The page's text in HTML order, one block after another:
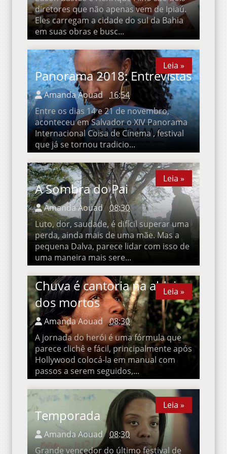
Eles carregam a cidade do sul da Bahia
em suas obras e busc...
Panorama 2018: Entrevistas
Amanda Aouad 16:54
Entre os dias 14 e 21 de novembro,
aconteceu em Salvador o XIV Panorama
Internacional Coisa de Cinema , festival
que já se tornou tradicio...
Leia »
Leia »
A Sombra do Pai
Amanda Aouad 08:30
Luto, dor, saudade, é difícil superar uma
perda, ainda mais de uma mãe. Mas a
pequena Dalva, parece lidar com isso de
uma maneira mais sere...
Leia »
Leia »
Chuva é cantoria na aldeia
dos mortos
Amanda Aouad
08:30
A jornada do herói é uma fórmula que
parece clichê e fácil, principalmente após
Hollywood colocá-la em manual com
passos a serem seguidos,...
Leia »
Leia »
Temporada
Amanda Aouad
08:30
Grande vencedor do último festival de
Brasília, Temporada tem o mesmo
Leia »
Leia »